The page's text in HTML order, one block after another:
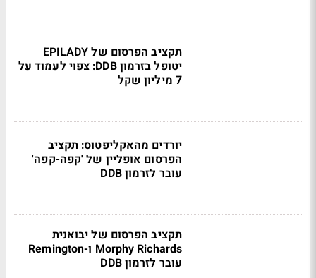
תקציב הפרסום של EPILADY
יטופל בזרמון DDB: צפוי לעמוד על
7 מיליון שקל
יורדים מהאקליפטוס: תקציב
הפרסום אופליין של 'קפה-קפה'
עובר לזרמון DDB
תקציב הפרסום של יבואנית
Morphy Richards ו-Remington
עובר לזרמון DDB